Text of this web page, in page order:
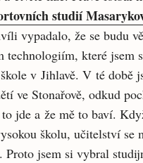
studií
vypadalo, že se budu
technologiím, které jsem
v Jihlavě. V té době
ve Stonařově, odkud
jde a že mě to baví.
školu, učitelství se
Proto jsem si vybral